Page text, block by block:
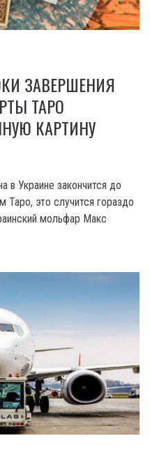
ЗАВЕРШЕНИЯ
ТАРО
КАРТИНУ
в Украине закончится до
Таро, это случится гораздо
мольфар Макс